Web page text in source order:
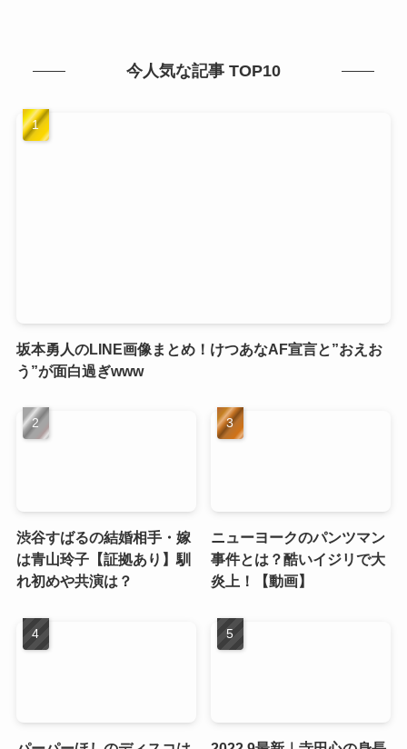
今人気な記事 TOP10
坂本勇人のLINE画像まとめ！けつあなAF宣言と”おえお
う”が面白過ぎwww
渋谷すばるの結婚相手・嫁
は青山玲子【証拠あり】馴
れ初めや共演は？
ニューヨークのパンツマン
事件とは？酷いイジリで大
炎上！【動画】